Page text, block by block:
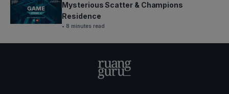
Mysterious Scatter & Champions
Residence
• 8 minutes read